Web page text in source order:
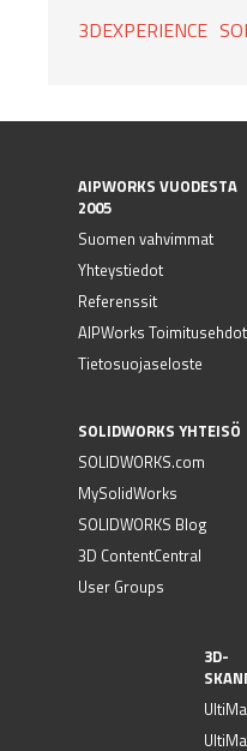
3DEXPERIENCE
AIPWORKS VUODESTA
2005
Suomen vahvimmat
Yhteystiedot
Referenssit
AIPWorks Toimitusehdot
Tietosuojaseloste
SOLIDWORKS YHTEISÖ
SOLIDWORKS.com
MySolidWorks
SOLIDWORKS Blog
3D ContentCentral
User Groups
3D-